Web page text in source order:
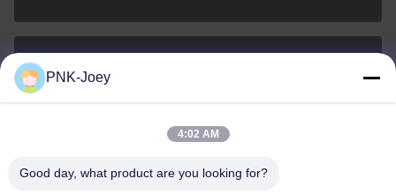
Ηλεκτρονικό
008613580404923
PNK-Joey
4:02 AM
Good day, what product are you looking for?